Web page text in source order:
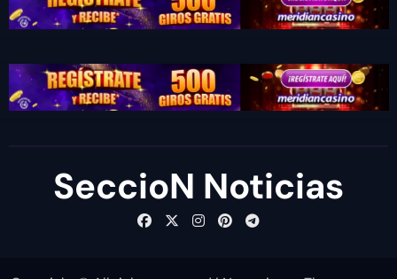
SeccioN Noticias